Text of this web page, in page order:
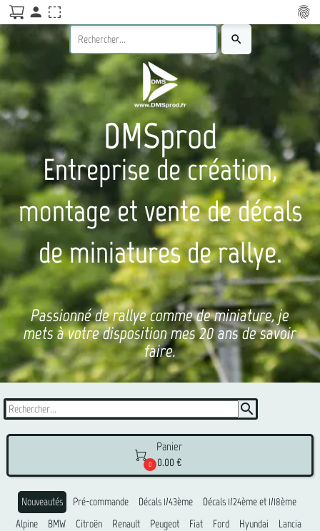
search
DMSprod
Entreprise de création,
montage et vente de décals
de miniatures de rallye.
Passionné de rallye comme de miniature, je
mets à votre disposition mes 20 ans de savoir
faire.
search

0
Panier
0.00 €
Nouveautés Pré-commande Décals 1/43ème
Décals 1/24ème et 1/18ème
Alpine
BMW Citroën Renault Peugeot Fiat Ford Hyundai
Lancia
fingerprint
person